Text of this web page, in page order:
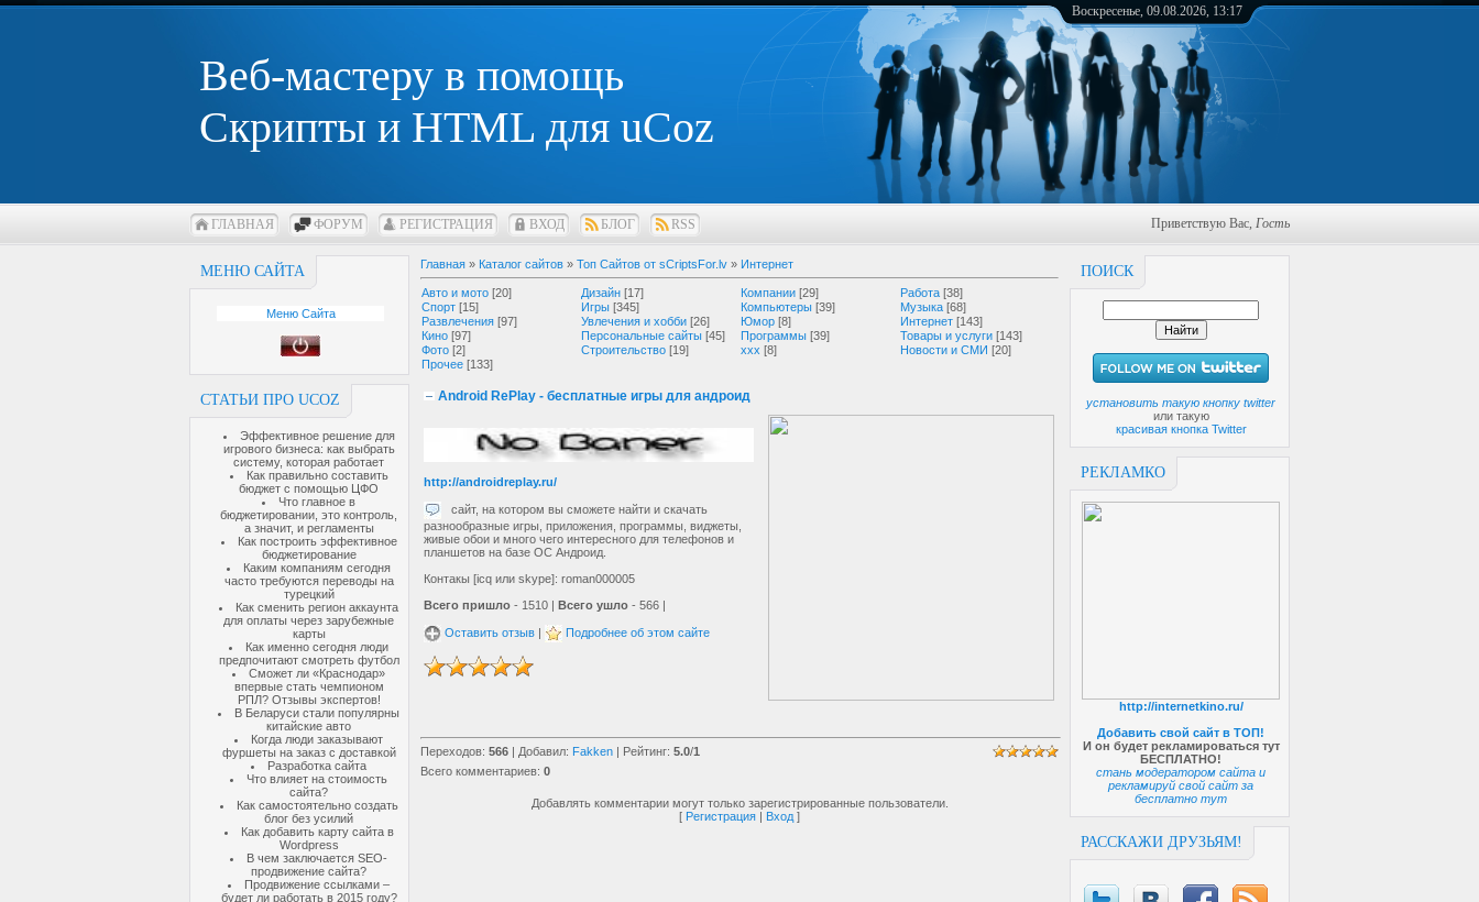
Веб-мастеру в помощь
Скрипты и HTML для uCoz
Воскресенье, 09.08.2026, 13:17
ГЛАВНАЯ ФОРУМ РЕГИСТРАЦИЯ ВХОД БЛОГ RSS Приветствую Вас, Гость
МЕНЮ САЙТА
Меню Сайта
СТАТЬИ ПРО UCOZ
Эффективное решение для
игрового бизнеса: как выбрать
систему, которая работает
Как правильно составить
бюджет с помощью ЦФО
Что главное в
бюджетировании, это контроль,
а значит, и регламенты
Как построить эффективное
бюджетирование
Каким компаниям сегодня
часто требуются переводы на
турецкий
Как сменить регион аккаунта
для оплаты через зарубежные
карты
Как именно сегодня люди
предпочитают смотреть футбол
Сможет ли «Краснодар»
впервые стать чемпионом
РПЛ? Отзывы экспертов!
В Беларуси стали популярны
китайские авто
Когда люди заказывают
фуршеты на заказ с доставкой
Разработка сайта
Что влияет на стоимость
сайта?
Как самостоятельно создать
блог без усилий
Как добавить карту сайта в
Wordpress
В чем заключается SEO-
продвижение сайта?
Продвижение ссылками –
будет ли работать в 2015 году?
ПОИСК
установить такую кнопку twitter
или такую
красивая кнопка Twitter
РЕКЛАМКО
http://internetkino.ru/
Добавить свой сайт в ТОП!
И он будет рекламироваться тут
БЕСПЛАТНО!
стань модератором сайта и
рекламируй свой сайт за
бесплатно тут
РАССКАЖИ ДРУЗЬЯМ!
Главная » Каталог сайтов » Топ Сайтов от sCriptsFor.lv » Интернет
Авто и мото [20] Дизайн [17] Компании [29] Работа [38]
Спорт [15] Игры [345] Компьютеры [39] Музыка [68]
Развлечения [97] Увлечения и хобби [26] Юмор [8] Интернет [143]
Кино [97] Персональные сайты [45] Программы [39] Товары и услуги [143]
Фото [2] Строительство [19] ххх [8] Новости и СМИ [20]
Прочее [133]
Android RePlay - бесплатные игры для андроид
http://androidreplay.ru/
сайт, на котором вы сможете найти и скачать
разнообразные игры, приложения, программы, виджеты,
живые обои и много чего интересного для телефонов и
планшетов на базе ОС Андроид.
Контакы [icq или skype]: roman000005
Всего пришло - 1510 | Всего ушло - 566 |
Оставить отзыв | Подробнее об этом сайте
Переходов: 566 | Добавил: Fakken | Рейтинг: 5.0/1
Всего комментариев: 0
Добавлять комментарии могут только зарегистрированные пользователи.
[ Регистрация | Вход ]